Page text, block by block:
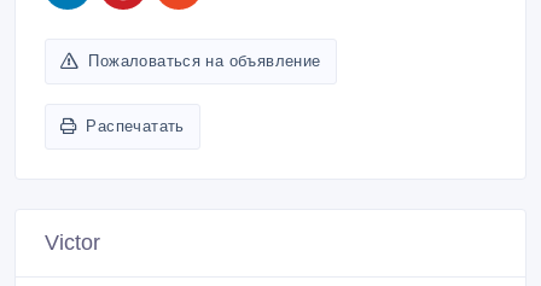
Пожаловаться на объявление
Распечатать
Victor